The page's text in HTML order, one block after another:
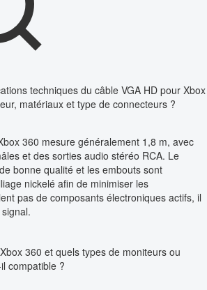
techniques du câble VGA HD pour Xbox
matériaux et type de connecteurs ?
360 mesure généralement 1,8 m, avec
et des sorties audio stéréo RCA. Le
bonne qualité et les embouts sont
nickelé afin de minimiser les
pas de composants électroniques actifs, il
360 et quels types de moniteurs ou
compatible ?